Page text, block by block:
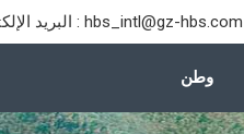
البريد الإلكتروني :hbs_intl@gz-hbs.com
وطن